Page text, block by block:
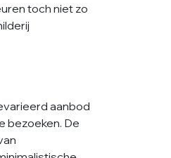
toch niet zo
aanbod
bezoeken. De